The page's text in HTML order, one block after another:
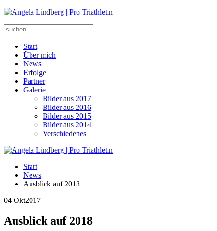
Start
Über mich
News
Erfolge
Partner
Galerie
Bilder aus 2017
Bilder aus 2016
Bilder aus 2015
Bilder aus 2014
Verschiedenes
Start
News
Ausblick auf 2018
04 Okt2017
Ausblick auf 2018